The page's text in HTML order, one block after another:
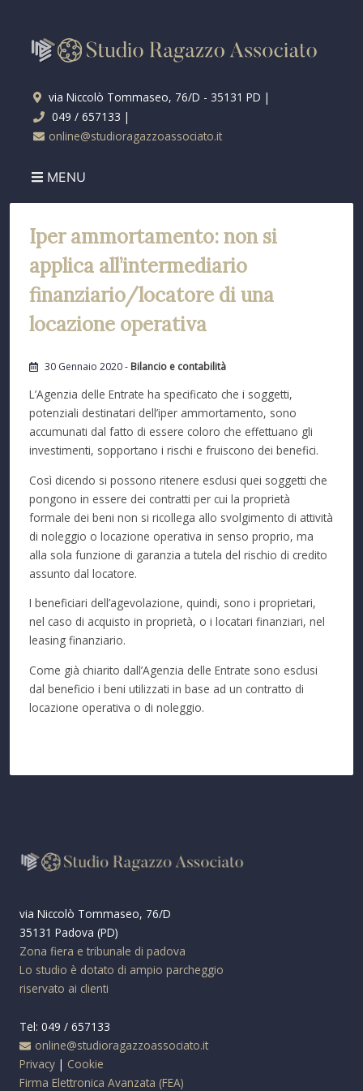
via Niccolò Tommaseo, 76/D - 35131 PD |
049 / 657133 |
online@studioragazzoassociato.it
MENU
Iper ammortamento: non si
applica all’intermediario
finanziario/locatore di una
locazione operativa
30 Gennaio 2020 - Bilancio e contabilità
L’Agenzia delle Entrate ha specificato che i soggetti,
potenziali destinatari dell’iper ammortamento, sono
accumunati dal fatto di essere coloro che effettuano gli
investimenti, sopportano i rischi e fruiscono dei benefici.
Così dicendo si possono ritenere esclusi quei soggetti che
pongono in essere dei contratti per cui la proprietà
formale dei beni non si ricollega allo svolgimento di attività
di noleggio o locazione operativa in senso proprio, ma
alla sola funzione di garanzia a tutela del rischio di credito
assunto dal locatore.
I beneficiari dell’agevolazione, quindi, sono i proprietari,
nel caso di acquisto in proprietà, o i locatari finanziari, nel
leasing finanziario.
Come già chiarito dall’Agenzia delle Entrate sono esclusi
dal beneficio i beni utilizzati in base ad un contratto di
locazione operativa o di noleggio.
via Niccolò Tommaseo, 76/D
35131 Padova (PD)
Zona fiera e tribunale di padova
Lo studio è dotato di ampio parcheggio
riservato ai clienti
Tel: 049 / 657133
online@studioragazzoassociato.it
Privacy | Cookie
Firma Elettronica Avanzata (FEA)